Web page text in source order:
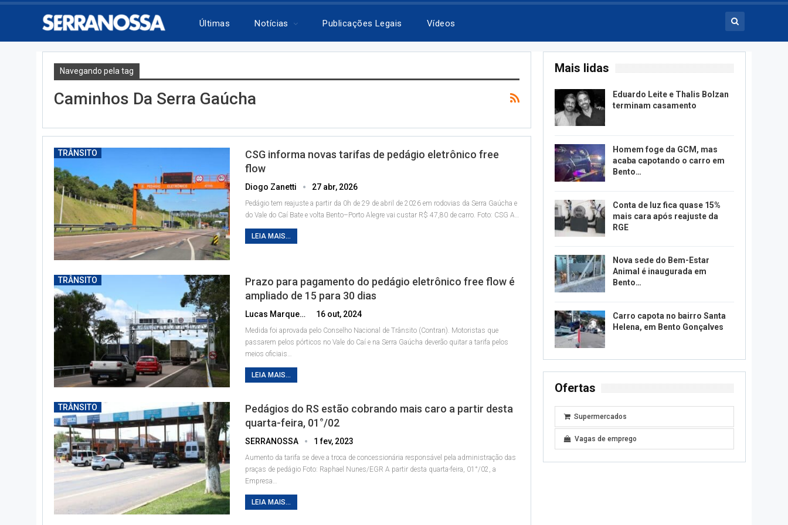
Últimas Notícias Publicações Legais Vídeos
Navegando pela tag
Caminhos Da Serra Gaúcha
TRÂNSITO
CSG informa novas tarifas de pedágio eletrônico free
flow
Diogo Zanetti 27 abr, 2026
Pedágio tem reajuste a partir da 0h de 29 de abril de 2026 em rodovias da Serra Gaúcha e
do Vale do Caí Bate e volta Bento–Porto Alegre vai custar R$ 47,80 de carro. Foto: CSG A
LEIA MAIS...
TRÂNSITO
Prazo para pagamento do pedágio eletrônico free flow é
ampliado de 15 para 30 dias
Lucas Marques 16 out, 2024
Medida foi aprovada pelo Conselho Nacional de Trânsito (Contran). Motoristas que
passarem pelos pórticos no Vale do Caí e na Serra Gaúcha deverão quitar a tarifa pelos
meios oficiais
LEIA MAIS...
TRÂNSITO
Pedágios do RS estão cobrando mais caro a partir desta
quarta-feira, 01°/02
SERRANOSSA 1 fev, 2023
Aumento da tarifa se deve a troca de concessionária responsável pela administração das
praças de pedágio Foto: Raphael Nunes/EGR A partir desta quarta-feira, 01°/02, a
Empresa
LEIA MAIS...
Mais lidas
Eduardo Leite e Thalis Bolzan
terminam casamento
Homem foge da GCM, mas
acaba capotando o carro em
Bento…
Conta de luz fica quase 15%
mais cara após reajuste da
RGE
Nova sede do Bem-Estar
Animal é inaugurada em
Bento…
Carro capota no bairro Santa
Helena, em Bento Gonçalves
Ofertas
Supermercados
Vagas de emprego